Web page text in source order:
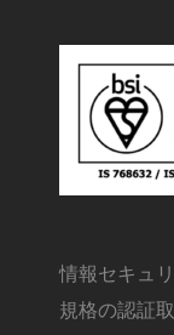
情報セキュ
規格の認証